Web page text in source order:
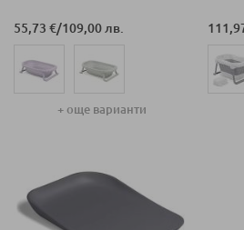
55,73 €/109,00 лв.
+ още варианти